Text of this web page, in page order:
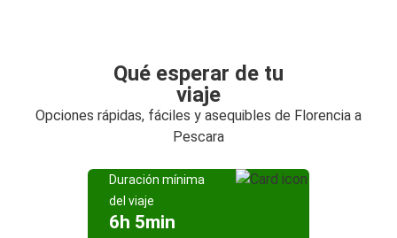
Qué esperar de tu
viaje
Opciones rápidas, fáciles y asequibles de Florencia a
Pescara
Duración mínima
del viaje
6h 5min